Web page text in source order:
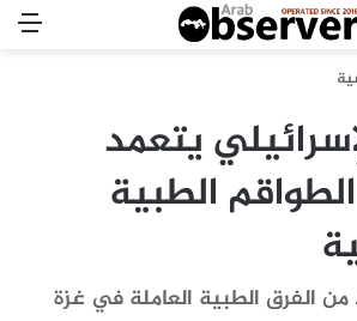
يتعمد
الطبية
شهيد من الفرق الطبية العاملة في غزة